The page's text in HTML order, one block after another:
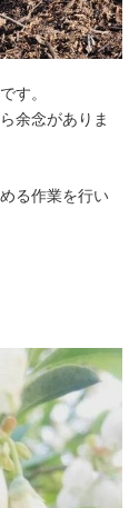
す。
余念がありま
る作業を行い